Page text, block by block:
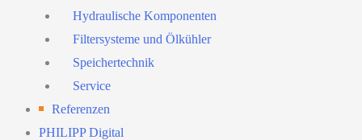
Hydraulische Komponenten
Filtersysteme und Ölkühler
Speichertechnik
Service
Referenzen
PHILIPP Digital